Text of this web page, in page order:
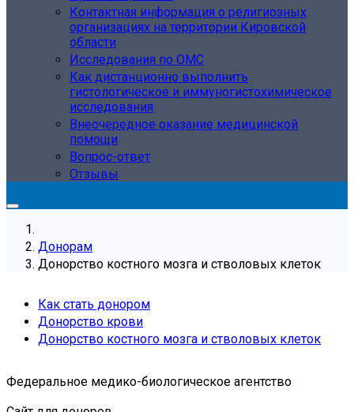
Контактная информация о религиозных
организациях на территории Кировской
области
Исследования по ОМС
Как дистанционно выполнить
гистологическое и иммуногистохимическое
исследования
Внеочередное оказание медицинской
помощи
Вопрос-ответ
Отзывы
Донорам
Донорство костного мозга и стволовых клеток
Как стать донором
Донорство крови
Донорство костного мозга и стволовых клеток
Федеральное медико-биологическое агентство